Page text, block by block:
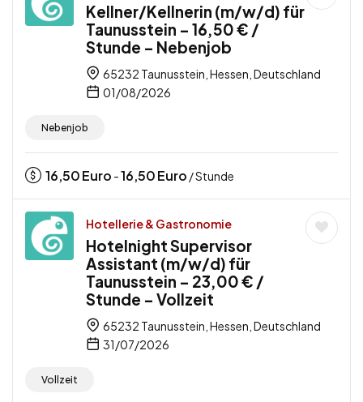
Kellner/Kellnerin (m/w/d) für
Taunusstein – 16,50 € /
Stunde – Nebenjob
65232 Taunusstein, Hessen, Deutschland
01/08/2026
Nebenjob
16,50Euro -16,50Euro / Stunde
Hotellerie & Gastronomie
Hotelnight Supervisor
Assistant (m/w/d) für
Taunusstein – 23,00 € /
Stunde – Vollzeit
65232 Taunusstein, Hessen, Deutschland
31/07/2026
Vollzeit